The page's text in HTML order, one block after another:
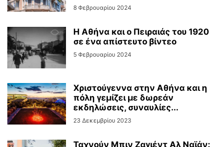
8 Φεβρουαρίου 2024
Η Αθήνα και ο Πειραιάς του 1920
σε ένα απίστευτο βίντεο
5 Φεβρουαρίου 2024
Χριστούγεννα στην Αθήνα και η
πόλη γεμίζει με δωρεάν
εκδηλώσεις, συναυλίες...
23 Δεκεμβρίου 2023
Ταχνούν Μπιν Ζαγιέντ Αλ Ναϊάν: